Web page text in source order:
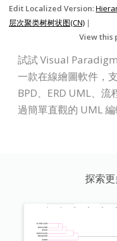
Edit Localized Version:
层次聚类树树状图(CN) |
View this
試試 Visual
一款在線繪圖軟件，
BPD、ERD UML、流
過簡單直觀的 UML 編
探索